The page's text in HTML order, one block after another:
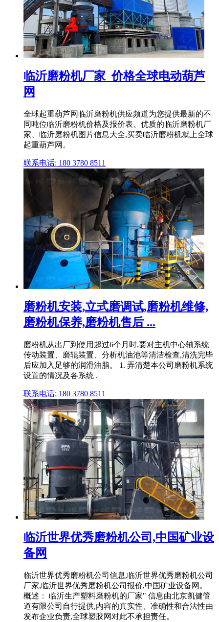
临沂磨粉机厂家_价格全球电动葫芦
网
全球起重葫芦网临沂磨粉机供应频道为您提供最新的不
同吨位临沂磨粉机价格及报价表、优质的临沂磨粉机厂
家、临沂磨粉机图片信息大全,买卖临沂磨粉机就上全球
起重葫芦网。
联系电话: 180 3780 8511
磨粉机安装,立式磨调试,磨粉机维修,
磨粉机保养,磨粉机售后 ...
磨粉机从出厂到使用超过6个月时,要对主机中心轴系统
传动装置、磨辊装置、分析机油池等清洁检查,清洗完毕
后应加入足够的润滑油脂。 1. 弄清楚本公司磨粉机系统
设置的情况及各系统 .
联系电话: 180 3780 8511
临沂世界优秀磨粉机公司,中国矿业设
备网
临沂世界优秀磨粉机公司信息,临沂世界优秀磨粉机公司
厂家,临沂世界优秀磨粉机公司报价,中国矿业设备网。
概述： 临沂生产塑料磨粉机的厂家" 信息由北京凯健管
道有限公司自行提供,内容的真实性、准确性和合法性由
发布企业负责,全球塑胶网对此不承担责任。